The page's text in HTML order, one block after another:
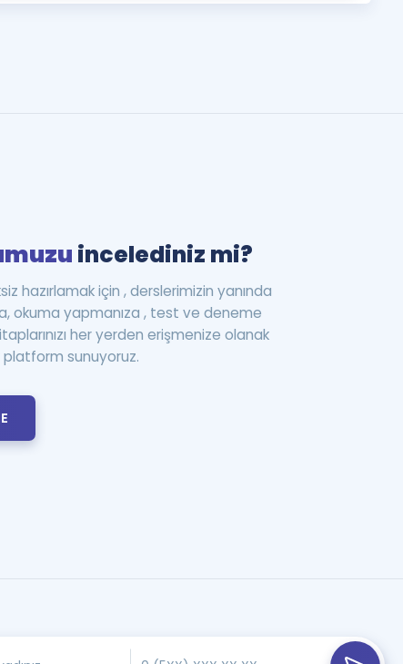
incelediniz mi?
hazırlamak için , derslerimizin yanında
okuma yapmanıza , test ve deneme
her yerden erişmenize olanak
sunuyoruz.